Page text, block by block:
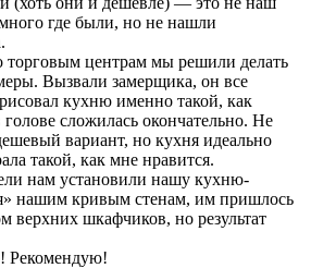
где были, но не нашли
торговым центрам мы решили делать
Вызвали замерщика, он все
кухню именно такой, как
голове сложилась окончательно. Не
вариант, но кухня идеально
такой, как мне нравится.
нам установили нашу кухню-
нашим кривым стенам, им пришлось
верхних шкафчиков, но результат
Рекомендую!